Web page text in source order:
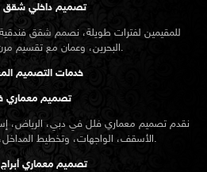
تصميم داخلي شقق
للمقيمين لفترات طويلة، نصمم شقق
البحرين، وعمان مع تقسيم مرن وخامات مريحة.
خدمات التصميم
تصميم معماري
نقدمتصميم معماري فلل في دبي، الرياض،
الأسقف، الواجهات، وتخطيط المداخل، مع مراعاة المناخ والبيئة.
تصميم معماري